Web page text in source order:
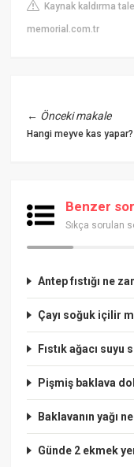
Kaynak kaldırma
memorial.com.tr
← Önceki makale
Hangi meyve kas yapar?
Benzer
Sıkça sorulan
Antep fıstığı ne
Çayı soğuk içilir
Fıstık ağacı suyu
Pişmiş baklava
Baklavanın yağı
Günde 2 ekmek